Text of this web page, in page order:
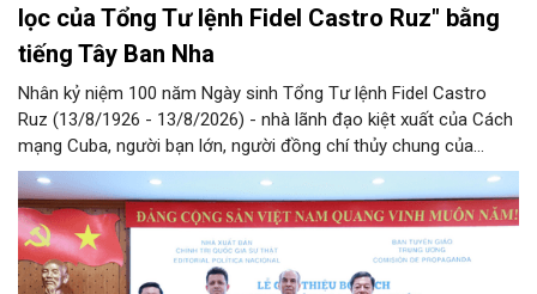
lọc của Tổng Tư lệnh Fidel Castro Ruz" bằng
tiếng Tây Ban Nha
Nhân kỷ niệm 100 năm Ngày sinh Tổng Tư lệnh Fidel Castro
Ruz (13/8/1926 - 13/8/2026) - nhà lãnh đạo kiệt xuất của Cách
mạng Cuba, người bạn lớn, người đồng chí thủy chung của
Đảng, Nhà nước và nhân dân Việt Nam, chiều 5/8, tại Hà Nội,
Nhà xuất bản Chính trị quốc gia Sự thật phối hợp với Ban Tuyên
giáo Trung ương tổ chức Lễ giới thiệu bộ sách “Tuyển tập các
tác phẩm chọn lọc của Tổng Tư lệnh Fidel Castro Ruz” gồm 24
tập bằng tiếng Tây Ban Nha.